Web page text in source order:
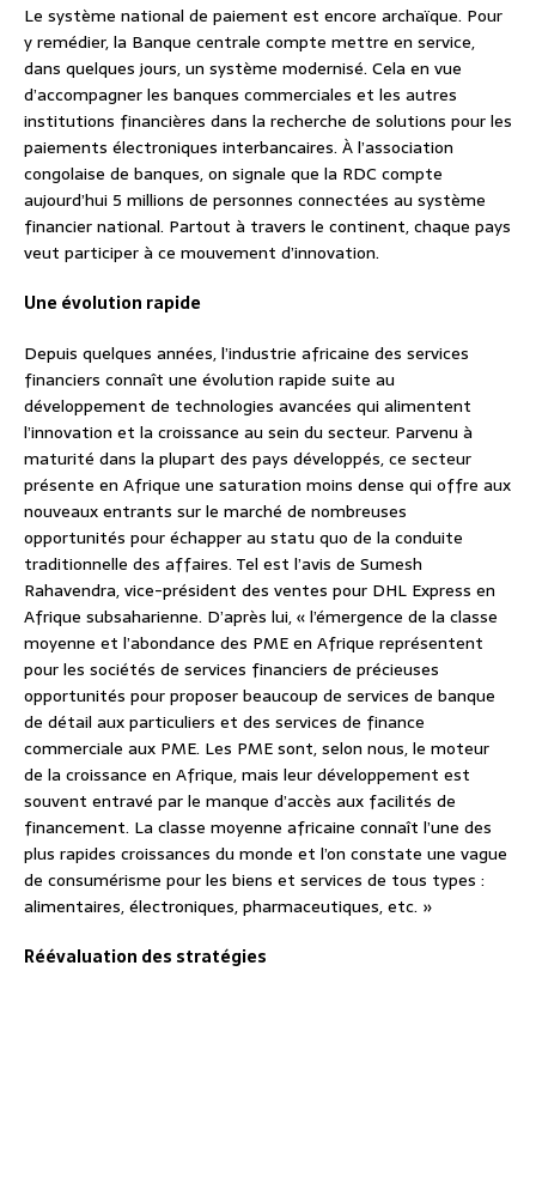
Le système national de paiement est encore archaïque. Pour
y remédier, la Banque centrale compte mettre en service,
dans quelques jours, un système modernisé. Cela en vue
d’accompagner les banques commerciales et les autres
institutions financières dans la recherche de solutions pour les
paiements électroniques interbancaires. À l’association
congolaise de banques, on signale que la RDC compte
aujourd’hui 5 millions de personnes connectées au système
financier national. Partout à travers le continent, chaque pays
veut participer à ce mouvement d’innovation.
Une évolution rapide
Depuis quelques années, l’industrie africaine des services
financiers connaît une évolution rapide suite au
développement de technologies avancées qui alimentent
l’innovation et la croissance au sein du secteur. Parvenu à
maturité dans la plupart des pays développés, ce secteur
présente en Afrique une saturation moins dense qui offre aux
nouveaux entrants sur le marché de nombreuses
opportunités pour échapper au statu quo de la conduite
traditionnelle des affaires. Tel est l’avis de Sumesh
Rahavendra, vice-président des ventes pour DHL Express en
Afrique subsaharienne. D’après lui, « l’émergence de la classe
moyenne et l’abondance des PME en Afrique représentent
pour les sociétés de services financiers de précieuses
opportunités pour proposer beaucoup de services de banque
de détail aux particuliers et des services de finance
commerciale aux PME. Les PME sont, selon nous, le moteur
de la croissance en Afrique, mais leur développement est
souvent entravé par le manque d’accès aux facilités de
financement. La classe moyenne africaine connaît l’une des
plus rapides croissances du monde et l’on constate une vague
de consumérisme pour les biens et services de tous types :
alimentaires, électroniques, pharmaceutiques, etc. »
Réévaluation des stratégies